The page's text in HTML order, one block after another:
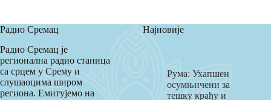
Радио Сремац
Радио Сремац је
регионална радио станица
са срцем у Срему и
слушаоцима широм
региона. Емитујемо на
Најновије
Рума: Ухапшен
осумњичени за
тешку крађу и